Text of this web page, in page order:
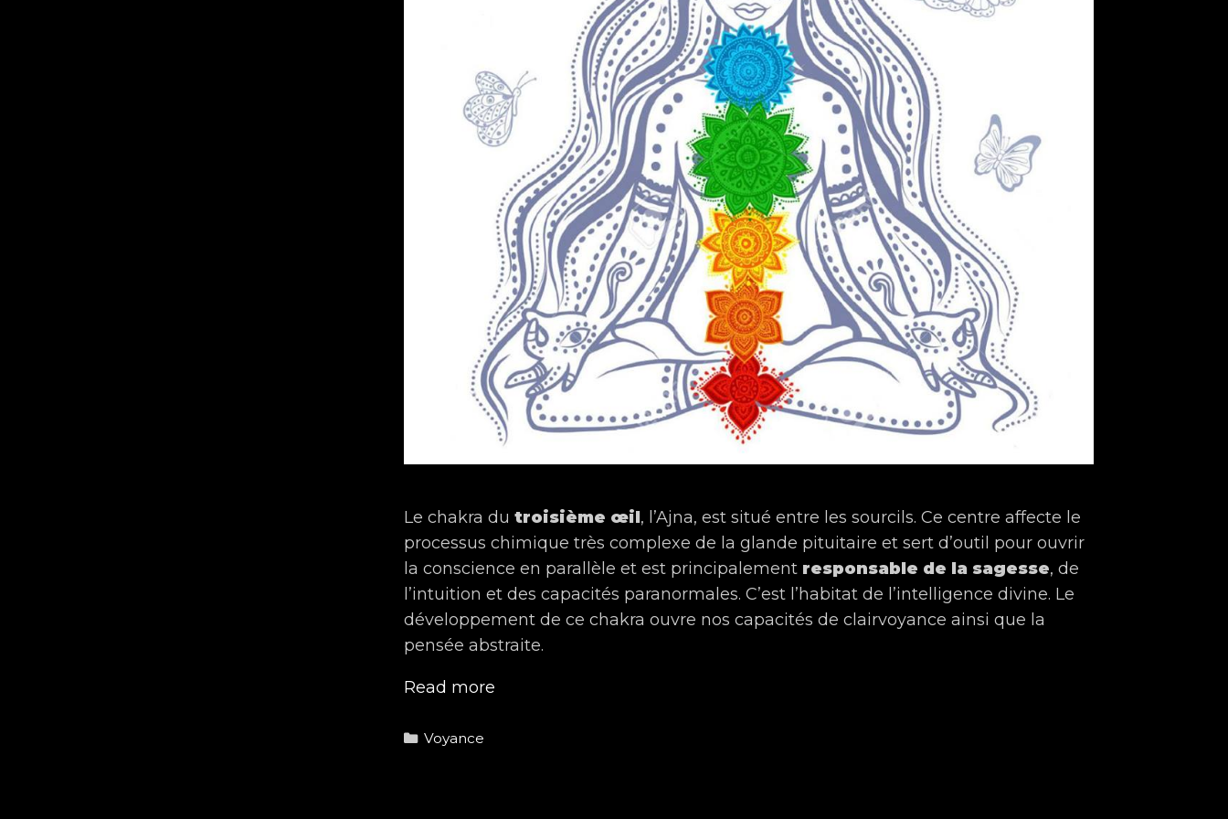
Le chakra du troisième œil, l’Ajna, est situé entre les sourcils. Ce centre affecte le
processus chimique très complexe de la glande pituitaire et sert d’outil pour ouvrir
la conscience en parallèle et est principalement responsable de la sagesse, de
l’intuition et des capacités paranormales. C’est l’habitat de l’intelligence divine. Le
développement de ce chakra ouvre nos capacités de clairvoyance ainsi que la
pensée abstraite.
Read more
Categories
Voyance